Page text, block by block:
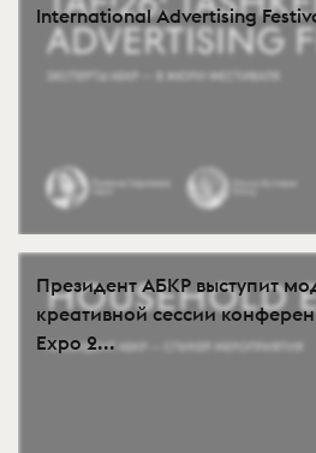
International Advertising
Президент АБКР выступит
креативной сессии
Expo 2...